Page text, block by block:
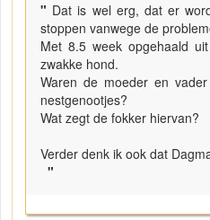
" Dat is wel erg, dat er
stoppen vanwege de
Met 8.5 week opgehaald
zwakke hond.
Waren de moeder en
nestgenootjes?
Wat zegt de fokker hiervan?
Verder denk ik ook dat
"